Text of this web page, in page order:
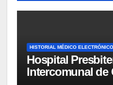
HISTORIAL MÉDICO ELECTRÓNICO
Hospital
Intercomunal de